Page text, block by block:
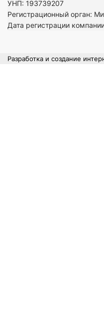
УНП: 193739207
Регистрационный орган:
Дата регистрации
Разработка и создание